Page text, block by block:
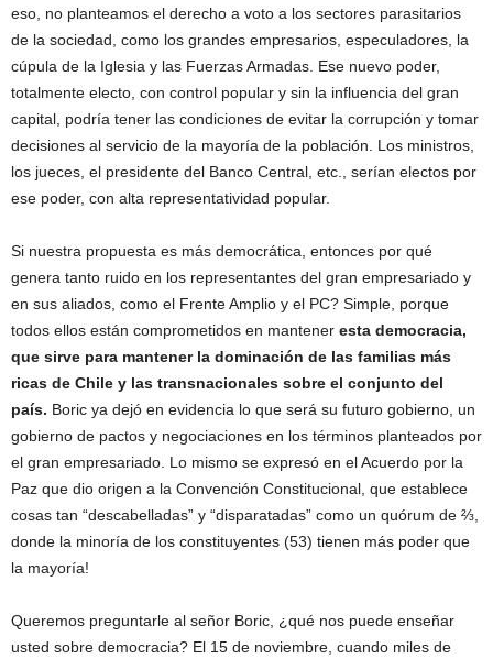
eso, no planteamos el derecho a voto a los sectores parasitarios
de la sociedad, como los grandes empresarios, especuladores, la
cúpula de la Iglesia y las Fuerzas Armadas. Ese nuevo poder,
totalmente electo, con control popular y sin la influencia del gran
capital, podría tener las condiciones de evitar la corrupción y tomar
decisiones al servicio de la mayoría de la población. Los ministros,
los jueces, el presidente del Banco Central, etc., serían electos por
ese poder, con alta representatividad popular.
Si nuestra propuesta es más democrática, entonces por qué
genera tanto ruido en los representantes del gran empresariado y
en sus aliados, como el Frente Amplio y el PC? Simple, porque
todos ellos están comprometidos en mantener esta democracia,
que sirve para mantener la dominación de las familias más
ricas de Chile y las transnacionales sobre el conjunto del
país. Boric ya dejó en evidencia lo que será su futuro gobierno, un
gobierno de pactos y negociaciones en los términos planteados por
el gran empresariado. Lo mismo se expresó en el Acuerdo por la
Paz que dio origen a la Convención Constitucional, que establece
cosas tan “descabelladas” y “disparatadas” como un quórum de ⅔,
donde la minoría de los constituyentes (53) tienen más poder que
la mayoría!
Queremos preguntarle al señor Boric, ¿qué nos puede enseñar
usted sobre democracia? El 15 de noviembre, cuando miles de